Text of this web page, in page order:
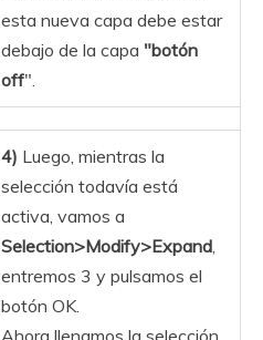
esta nueva capa debe estar
debajo de la capa "botón
off".
4) Luego, mientras la
selección todavía está
activa, vamos a
Selection>Modify>Expand,
entremos 3 y pulsamos el
botón OK.
Ahora llenamos la selección